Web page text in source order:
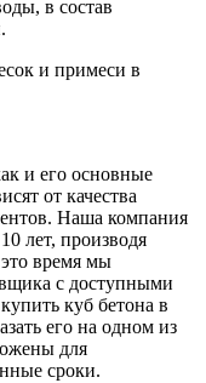
в состав
и примеси в
и его основные
от качества
Наша компания
лет, производя
время мы
с доступными
куб бетона в
его на одном из
для
сроки.